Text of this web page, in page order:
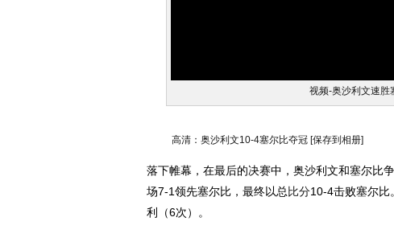
视频-奥沙利文速胜
高清：奥沙利文10-4塞尔比夺冠 [保存到相册]
落下帷幕，在最后的决赛中，奥沙利文和塞尔比
场7-1领先塞尔比，最终以总比分10-4击败塞尔比
利（6次）。